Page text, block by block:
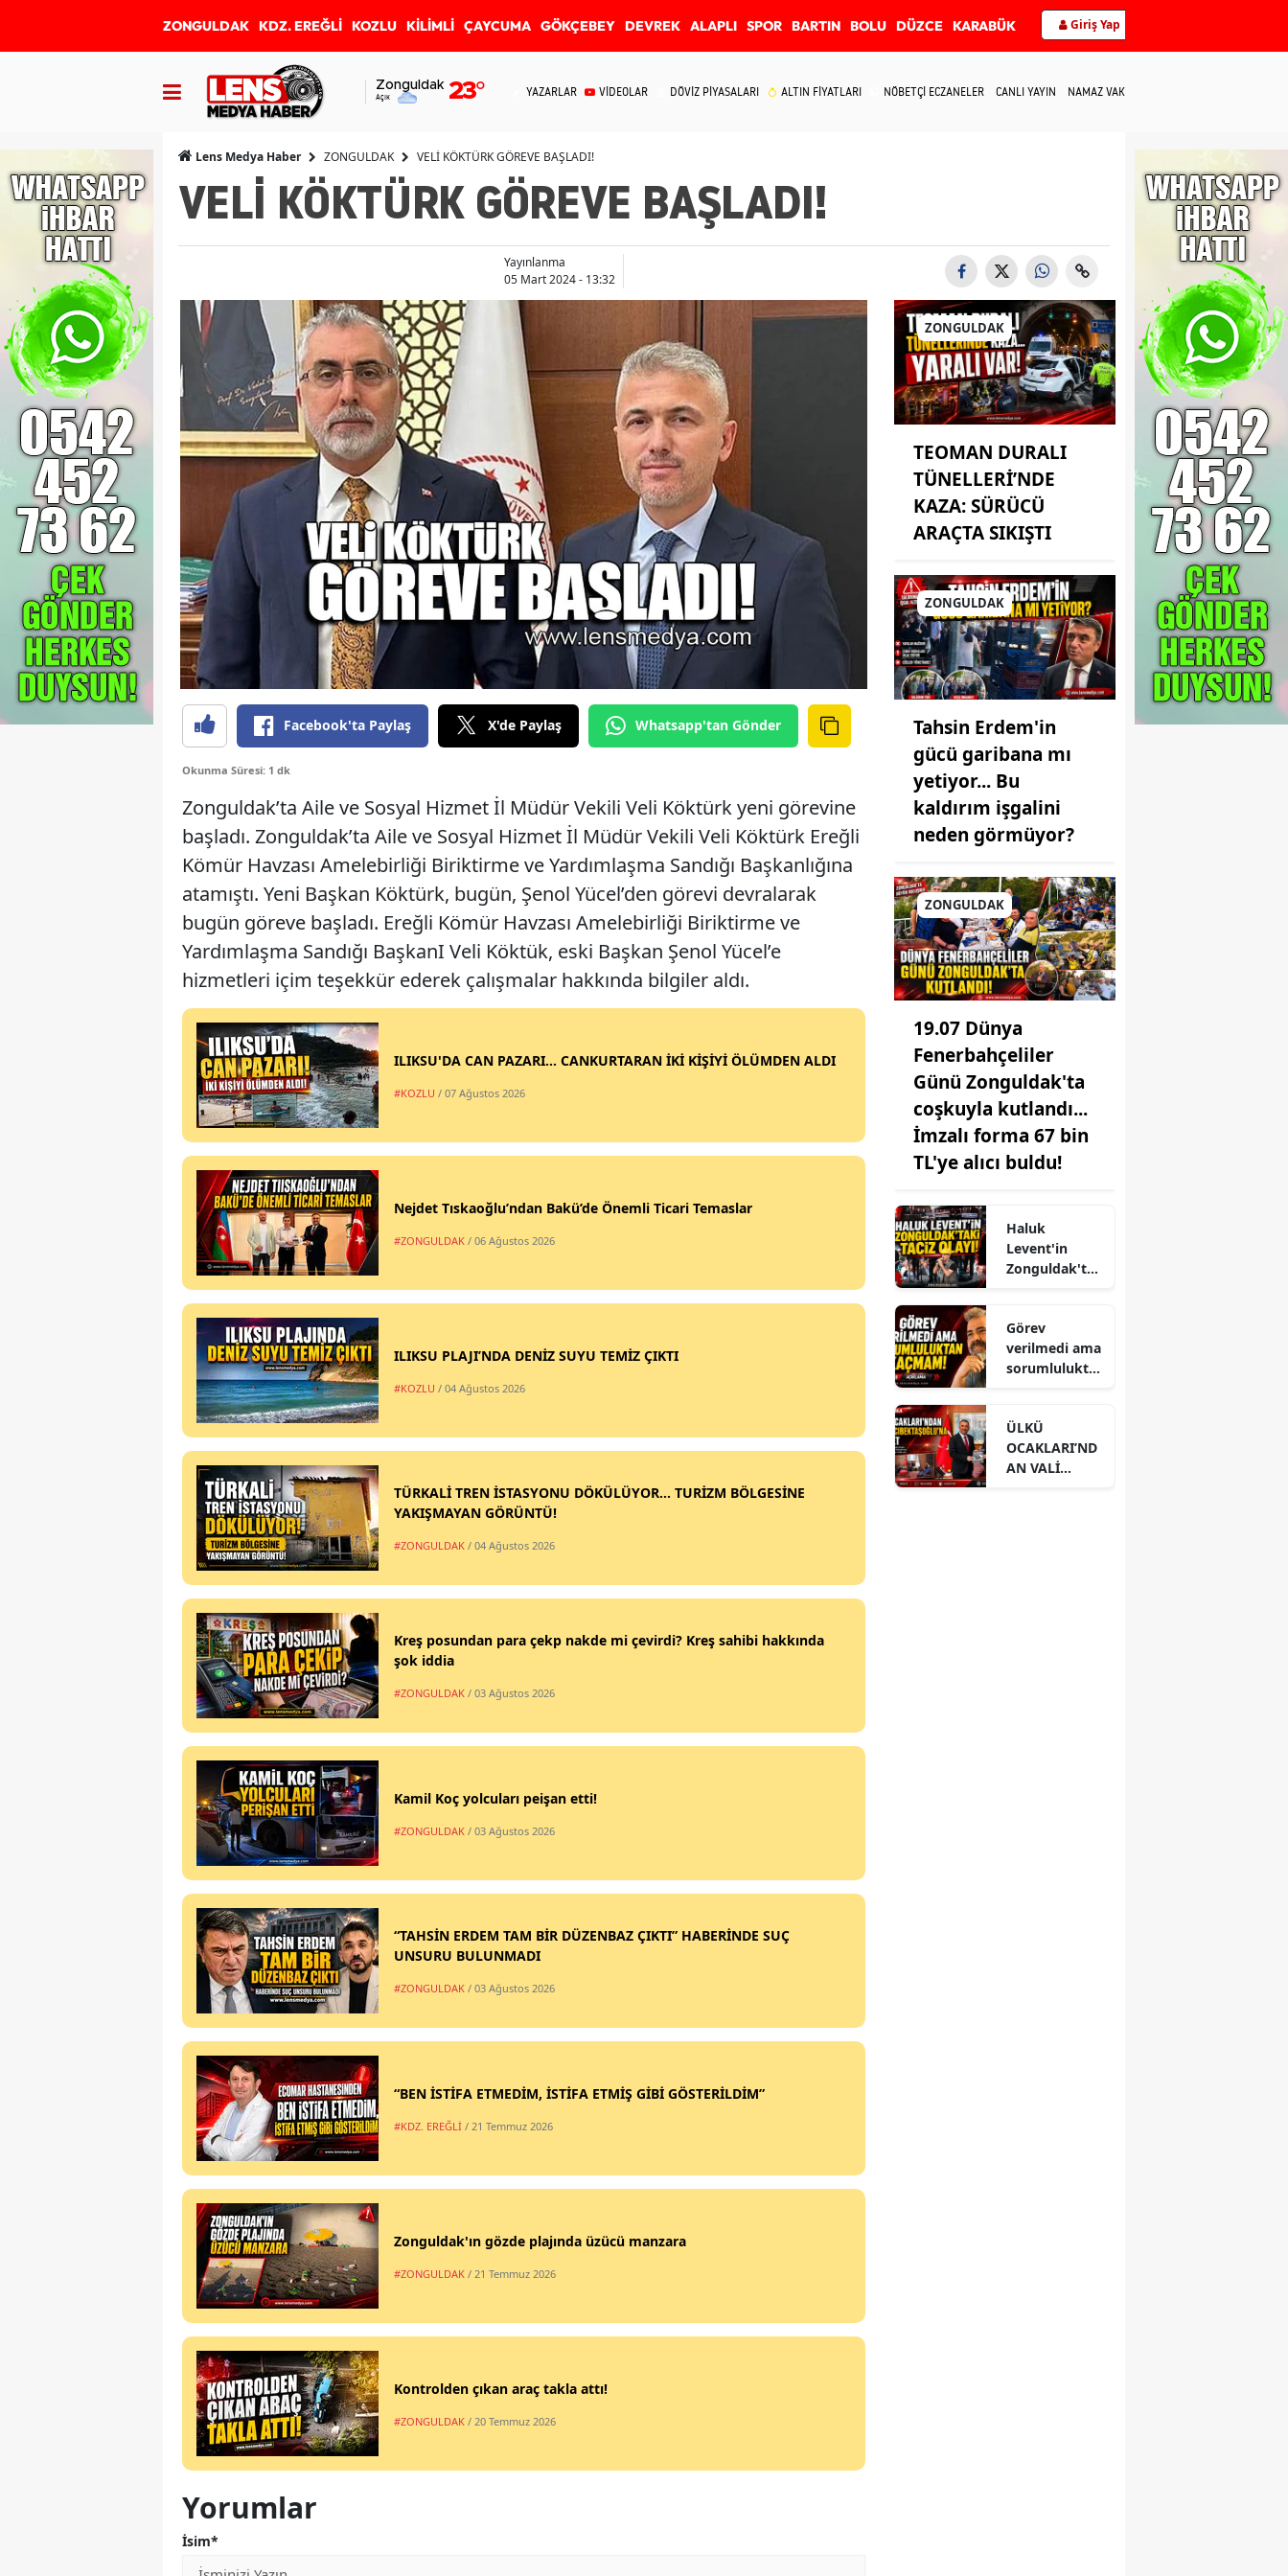
ZONGULDAK KDZ. EREĞLİ KOZLU KİLİMLİ ÇAYCUMA GÖKÇEBEY DEVREK ALAPLI SPOR BARTIN BOLU DÜZCE KARABÜK Giriş Yap
Zonguldak
Açık 23° YAZARLAR VİDEOLAR DÖVİZ PİYASALARI ALTIN FİYATLARI NÖBETÇİ ECZANELER CANLI YAYIN NAMAZ VAKİTLERİ
Lens Medya Haber ZONGULDAK VELİ KÖKTÜRK GÖREVE BAŞLADI!
VELİ KÖKTÜRK GÖREVE BAŞLADI!
Yayınlanma
05 Mart 2024 - 13:32
Facebook'ta Paylaş X'de Paylaş Whatsapp'tan Gönder
Okunma Süresi: 1 dk
Zonguldak’ta Aile ve Sosyal Hizmet İl Müdür Vekili Veli Köktürk yeni görevine
başladı. Zonguldak’ta Aile ve Sosyal Hizmet İl Müdür Vekili Veli Köktürk Ereğli
Kömür Havzası Amelebirliği Biriktirme ve Yardımlaşma Sandığı Başkanlığına
atamıştı. Yeni Başkan Köktürk, bugün, Şenol Yücel’den görevi devralarak
bugün göreve başladı. Ereğli Kömür Havzası Amelebirliği Biriktirme ve
Yardımlaşma Sandığı BaşkanI Veli Köktük, eski Başkan Şenol Yücel’e
hizmetleri içim teşekkür ederek çalışmalar hakkında bilgiler aldı.
ILIKSU'DA CAN PAZARI... CANKURTARAN İKİ KİŞİYİ ÖLÜMDEN ALDI
#KOZLU / 07 Ağustos 2026
Nejdet Tıskaoğlu’ndan Bakü’de Önemli Ticari Temaslar
#ZONGULDAK / 06 Ağustos 2026
ILIKSU PLAJI’NDA DENİZ SUYU TEMİZ ÇIKTI
#KOZLU / 04 Ağustos 2026
TÜRKALİ TREN İSTASYONU DÖKÜLÜYOR... TURİZM BÖLGESİNE
YAKIŞMAYAN GÖRÜNTÜ!
#ZONGULDAK / 04 Ağustos 2026
Kreş posundan para çekp nakde mi çevirdi? Kreş sahibi hakkında
şok iddia
#ZONGULDAK / 03 Ağustos 2026
Kamil Koç yolcuları peişan etti!
#ZONGULDAK / 03 Ağustos 2026
“TAHSİN ERDEM TAM BİR DÜZENBAZ ÇIKTI” HABERİNDE SUÇ
UNSURU BULUNMADI
#ZONGULDAK / 03 Ağustos 2026
“BEN İSTİFA ETMEDİM, İSTİFA ETMİŞ GİBİ GÖSTERİLDİM”
#KDZ. EREĞLİ / 21 Temmuz 2026
Zonguldak'ın gözde plajında üzücü manzara
#ZONGULDAK / 21 Temmuz 2026
Kontrolden çıkan araç takla attı!
#ZONGULDAK / 20 Temmuz 2026
Yorumlar
İsim*
ZONGULDAK
TEOMAN DURALI
TÜNELLERİ’NDE
KAZA: SÜRÜCÜ
ARAÇTA SIKIŞTI
ZONGULDAK
Tahsin Erdem'in
gücü garibana mı
yetiyor... Bu
kaldırım işgalini
neden görmüyor?
ZONGULDAK
19.07 Dünya
Fenerbahçeliler
Günü Zonguldak'ta
coşkuyla kutlandı...
İmzalı forma 67 bin
TL'ye alıcı buldu!
Haluk
Levent'in
Zonguldak'ta
Görev
verilmedi ama
sorumlulukta
ÜLKÜ
OCAKLARI’ND
AN VALİ